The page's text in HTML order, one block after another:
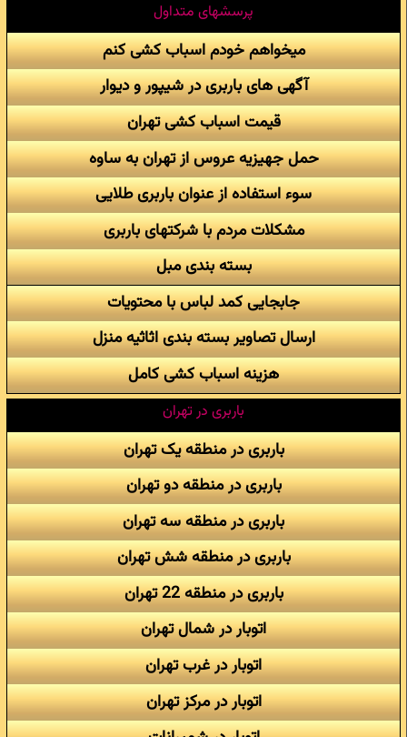
پرسشهای متداول
میخواهم خودم اسباب کشی کنم
آگهی های باربری در شیپور و دیوار
قیمت اسباب کشی تهران
حمل جهیزیه عروس از تهران به ساوه
سوء استفاده از عنوان باربری طلایی
مشکلات مردم با شرکتهای باربری
بسته بندی مبل
جابجایی کمد لباس با محتویات
ارسال تصاویر بسته بندی اثاثیه منزل
هزینه اسباب کشی کامل
باربری در تهران
باربری در منطقه یک تهران
باربری در منطقه دو تهران
باربری در منطقه سه تهران
باربری در منطقه شش تهران
باربری در منطقه 22 تهران
اتوبار در شمال تهران
اتوبار در غرب تهران
اتوبار در مرکز تهران